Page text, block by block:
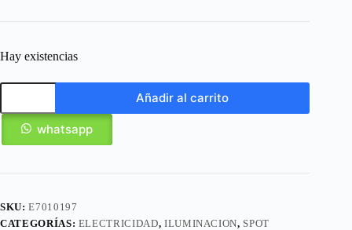
Hay existencias
Añadir al carrito
whatsapp
SKU:E7010197
CATEGORÍAS: ELECTRICIDAD, ILUMINACION, SPOT